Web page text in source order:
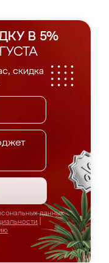
В 5%
скидка
данных